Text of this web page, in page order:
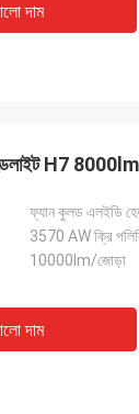
দাম
H7
ফ্যান কুলড এলইডি
3570 AW ক্রি
10000lm/জোড়া
দাম